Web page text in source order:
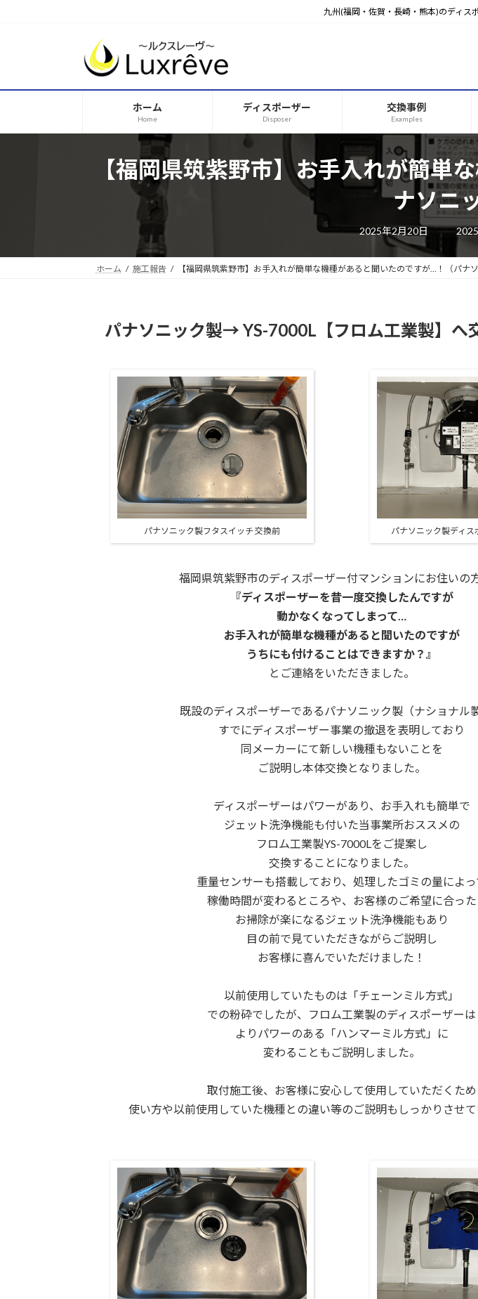
へ
ョ
九州(福岡・佐賀・長崎・熊本)のディス
ホーム
Home
ディスポーザー
Disposer
交換事例
Examples
【福岡県筑紫野市】お手入れが簡単
ナソニ
2025年2月20日
最
終
更
新
日
時
ホーム 施工報告 【福岡県筑紫野市】お手入れが簡単な機種があると聞いたのですが…！（パナソ
パナソニック製→ YS-7000L【フロム工業製】へ
パナソニック製フタスイッチ 交換前 パナソニック製ディス
福岡県筑紫野市のディスポーザー付マンションにお住いの
『ディスポーザーを昔一度交換したんですが
動かなくなってしまって…
お手入れが簡単な機種があると聞いたのですが
うちにも付けることはできますか？』
とご連絡をいただきました。
既設のディスポーザーであるパナソニック製（ナショナル
すでにディスポーザー事業の撤退を表明しており
同メーカーにて新しい機種もないことを
ご説明し本体交換となりました。
ディスポーザーはパワーがあり、お手入れも簡単で
ジェット洗浄機能も付いた当事業所おススメの
フロム工業製YS-7000Lをご提案し
交換することになりました。
重量センサーも搭載しており、 処理したゴミの量によっ
稼働時間が変わるところや、 お客様のご希望に合った
お掃除が楽になるジェット洗浄機能もあり
目の前で見ていただきながらご説明し
お客様に喜んでいただけました！
以前使用していたものは「チェーンミル方式」
での粉砕でしたが、フロム工業製のディスポーザーは
よりパワーのある「ハンマーミル方式」に
変わることもご説明しました。
取付施工後、お客様に安心して使用していただくため
使い方や以前使用していた機種との違い等の ご説明もしっかりさせ